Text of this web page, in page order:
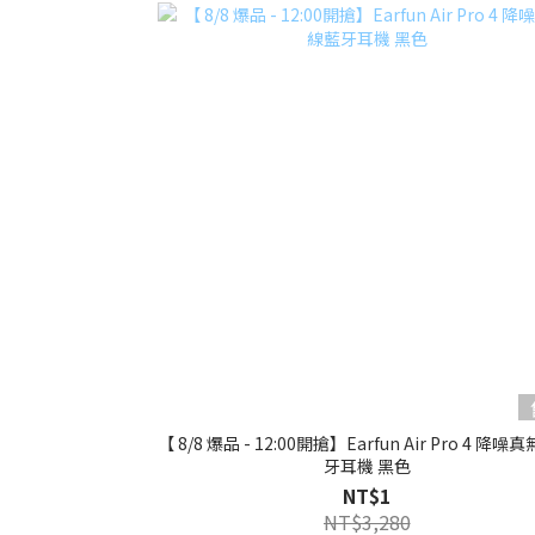
【 8/8 爆品 - 12:00開搶】Earfun Air Pro 4 降噪真
牙耳機 黑色
NT$1
NT$3,280